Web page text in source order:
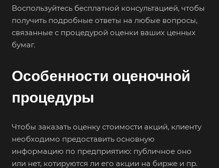
Воспользуйтесь бесплатной консультацией, чтобы
получить подробные ответы на любые вопросы,
связанные с процедурой оценки ваших ценных
бумаг.
Особенности оценочной
процедуры
Чтобы заказать оценку стоимости акций, клиенту
необходимо предоставить основную
информацию по предприятию: публичное оно
или нет, котируются ли его акции на бирже и пр.